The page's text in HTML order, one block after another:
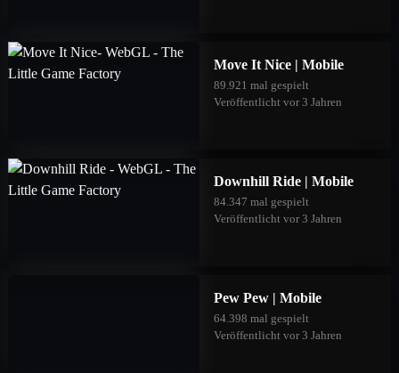
Move It Nice | Mobile
89.921 mal gespielt
Veröffentlicht vor 3 Jahren
Downhill Ride | Mobile
84.347 mal gespielt
Veröffentlicht vor 3 Jahren
Pew Pew | Mobile
64.398 mal gespielt
Veröffentlicht vor 3 Jahren